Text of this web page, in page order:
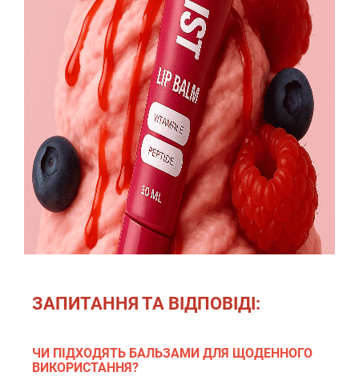
ЗАПИТАННЯ ТА ВІДПОВІДІ:
ЧИ ПІДХОДЯТЬ БАЛЬЗАМИ ДЛЯ ЩОДЕННОГО
ВИКОРИСТАННЯ?